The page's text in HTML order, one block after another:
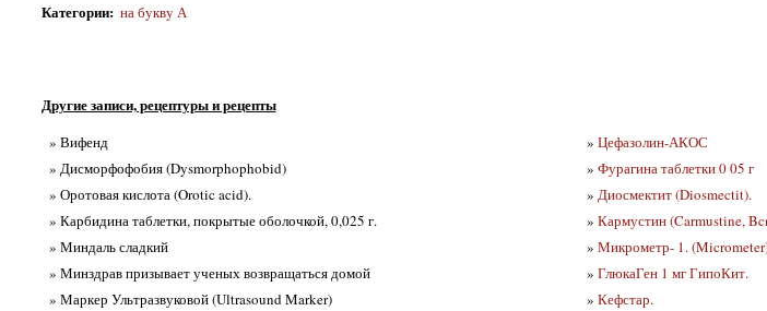
Категории: на бyквy А
Другие записи, рецептуры и рецепты
» Вифенд
» Дисморфофобия (Dysmorphophobid)
» Оротовая кислота (Orotic acid).
» Карбидина таблетки, покрытые оболочкой, 0,025 г.
» Миндаль сладкий
» Минздрав призывает ученых возвращаться домой
» Маркер Ультразвуковой (Ultrasound Marker)
» Цефазолин-АКОС
» Фурагина таблетки 0 05 г
» Диосмектит (Diosmectit).
» Кармустин (Carmustine,
» Микрометр- 1.
» ГлюкаГен 1 мг ГипоКит.
» Кефстар.